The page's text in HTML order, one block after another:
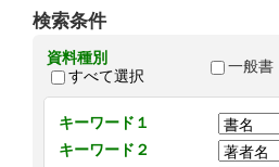
検索条件
資料種別
すべて選択
一般書
キーワード１
キーワード２